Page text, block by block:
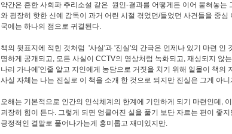
약간은 흔한 사회파 추리소설 같은 원인-결과를 어떻게든 이어 붙혀놓는
와 굉장히 핫한 신예 감독이 과거 어린 시절 겪었던/들었던 사건들을 중심
국에는 하나의 점으로 귀결된다.
책의 뒷표지에 적힌 것처럼 '사실'과 '진실'의 간극은 언제나 있기 마련 인
명하게 공개되고, 모든 사실이 CCTV의 영상처럼 녹화되고, 재싱되지 않
나리 가나에'인줄 알고 지인에게 농담으로 거짓을 치기 위해 일몰이 책의
사실 자체는 나는 진실로 이 책을 소개 한 것으로 되지만 진실은 그게 아니
오해는 기본적으로 인간의 인식체계의 한계에 기인하게 되기 마련인데,
괴장히 힘이 든다. 그렇게 되면 엉클어진 실을 풀기 보단 자르는 편이 좋
긍정적인 결말로 풀어나가는게 흥미롭고 재미있지만.